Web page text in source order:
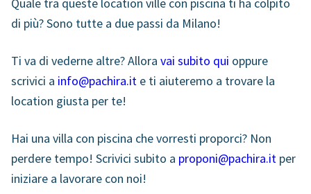
di più? Sono tutte a due passi da Milano!
Ti va di vederne altre? Allora vai subito qui oppure
scrivici a info@pachira.it e ti aiuteremo a trovare la
location giusta per te!
Hai una villa con piscina che vorresti proporci? Non
perdere tempo! Scrivici subito a proponi@pachira.it per
iniziare a lavorare con noi!